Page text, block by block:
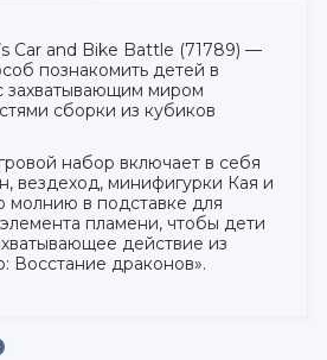
Car and Bike Battle (71789) —
познакомить детей в
захватывающим миром
сборки из кубиков
набор включает в себя
вездеход, минифигурки Кая и
молнию в подставке для
пламени, чтобы дети
действие из
Восстание драконов».